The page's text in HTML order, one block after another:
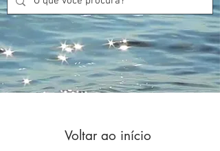
Voltar ao início